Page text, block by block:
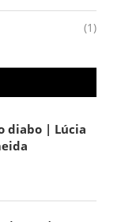
(1)
diabo | Lúcia